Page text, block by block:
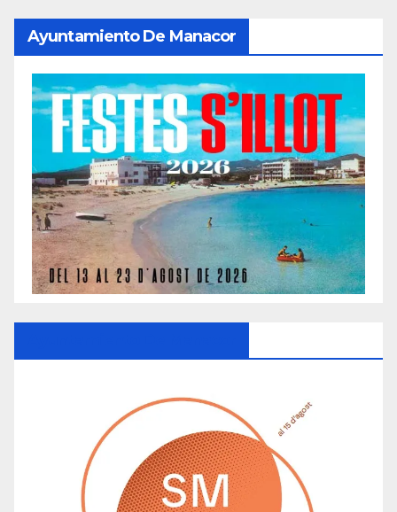
Ayuntamiento De Manacor